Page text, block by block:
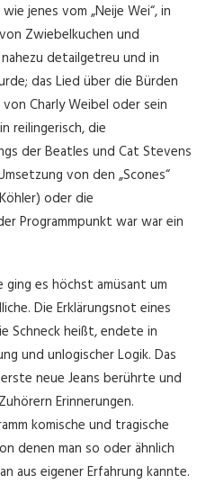
jenes vom „Neije Wei“, in
Zwiebelkuchen und
detailgetreu und in
das Lied über die Bürden
Charly Weibel oder sein
reilingerisch, die
der Beatles und Cat Stevens
von den „Scones“
oder die
Programmpunkt war war ein
ging es höchst amüsant um
Die Erklärungsnot eines
Schneck heißt, endete in
und unlogischer Logik. Das
neue Jeans berührte und
Erinnerungen.
komische und tragische
denen man so oder ähnlich
aus eigener Erfahrung kannte.